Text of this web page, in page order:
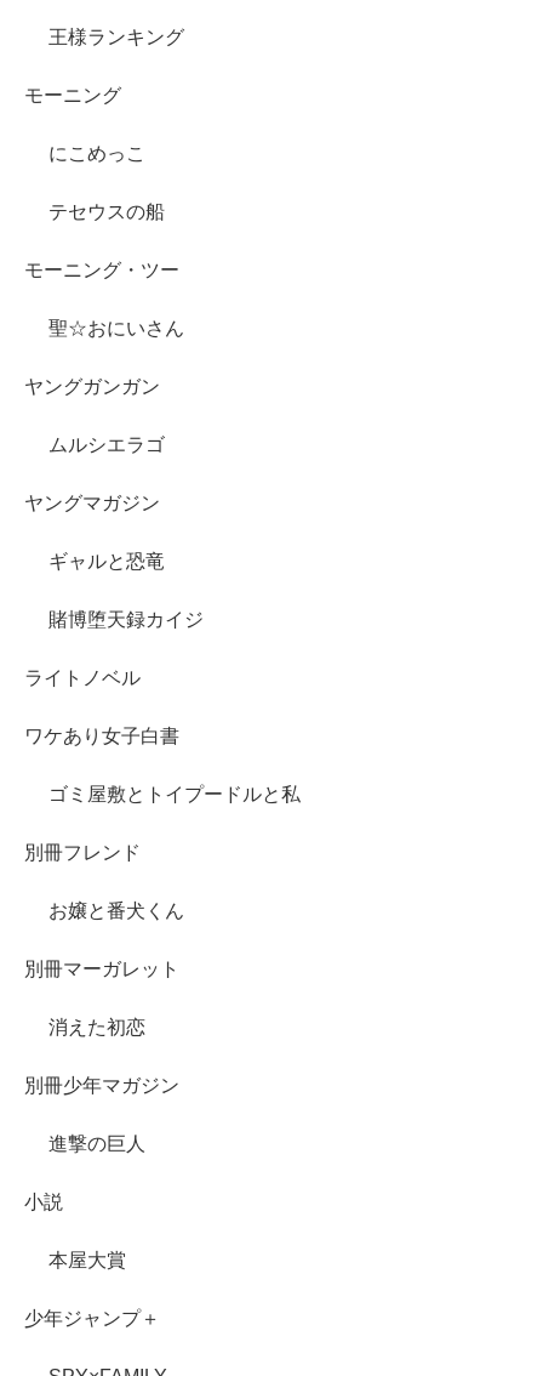
王様ランキング
モーニング
にこめっこ
テセウスの船
モーニング・ツー
聖☆おにいさん
ヤングガンガン
ムルシエラゴ
ヤングマガジン
ギャルと恐竜
賭博堕天録カイジ
ライトノベル
ワケあり女子白書
ゴミ屋敷とトイプードルと私
別冊フレンド
お嬢と番犬くん
別冊マーガレット
消えた初恋
別冊少年マガジン
進撃の巨人
小説
本屋大賞
少年ジャンプ＋